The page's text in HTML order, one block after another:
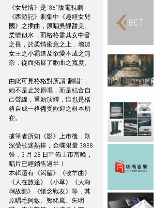
《女兒情》是“86”版電視劇
《西遊記》劇集中《趣經女兒
國》之插曲，原唱吳靜甜美、
柔情似水，而格格盡其女中音
之長，於柔情蜜意之上，增加
女王之小霸道及欲愛不成之無
奈，從而拓展了歌曲之寬度。
由此可見格格對所謂“翻唱”，
她不是止於原唱，而是結合自
己聲線，重新演繹，這也是格
格自成一格備受歡迎之根本所
在。
據筆者所知《影》上市後，則
深受歌迷熱捧，金碟限量 3888
張，3 月 28 日宣佈上市當晚，
唱片已經銷售過半！
本輯還有《渴望》《牧羊曲》
《人在旅途》《小草》《大海
啊故鄉》《懷念戰友》等，其
原唱毛阿敏、鄭緒嵐、朱明